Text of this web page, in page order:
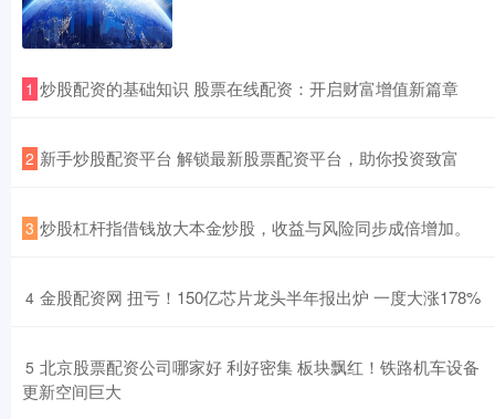
1 ​炒股配资的基础知识 股票在线配资：开启财富增值新篇章
2 ​新手炒股配资平台 解锁最新股票配资平台，助你投资致富
3 ​炒股杠杆指借钱放大本金炒股，收益与风险同步成倍增加。
4 ​金股配资网 扭亏！150亿芯片龙头半年报出炉 一度大涨178%
5 ​北京股票配资公司哪家好 利好密集 板块飘红！铁路机车设备
更新空间巨大